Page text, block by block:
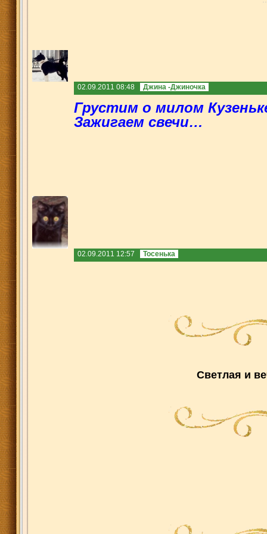
02.09.2011 08:48 Джина -Джиночка
Грустим о милом
Зажигаем свечи…
02.09.2011 12:57 Тосенька
Светлая и